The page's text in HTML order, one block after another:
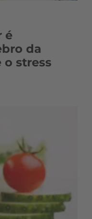
é
da
o stress